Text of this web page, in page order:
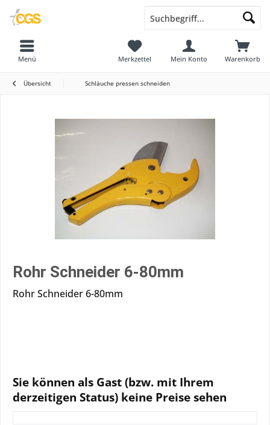
Warenkorb
Merkzettel Mein Konto
Menü
Übersicht Schläuche pressen schneiden
Rohr Schneider 6-80mm
Rohr Schneider 6-80mm
Sie können als Gast (bzw. mit Ihrem
derzeitigen Status) keine Preise sehen